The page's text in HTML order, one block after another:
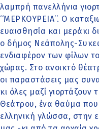
λαμπρή πανελλήνια
‘‘ΜΕΡΚΟΥΡΕΙΑ’’. Ο
ευαισθησία και μεράκι
ο δήμος Νεάπολης-
ενδιαφέρον των φίλων
χώρας. Στο ανοικτό
οι παραστάσεις μας
κι όλες μαζί γιορτάζουν
Θεάτρου, ένα θαύμα
ελληνική γλώσσα, στην